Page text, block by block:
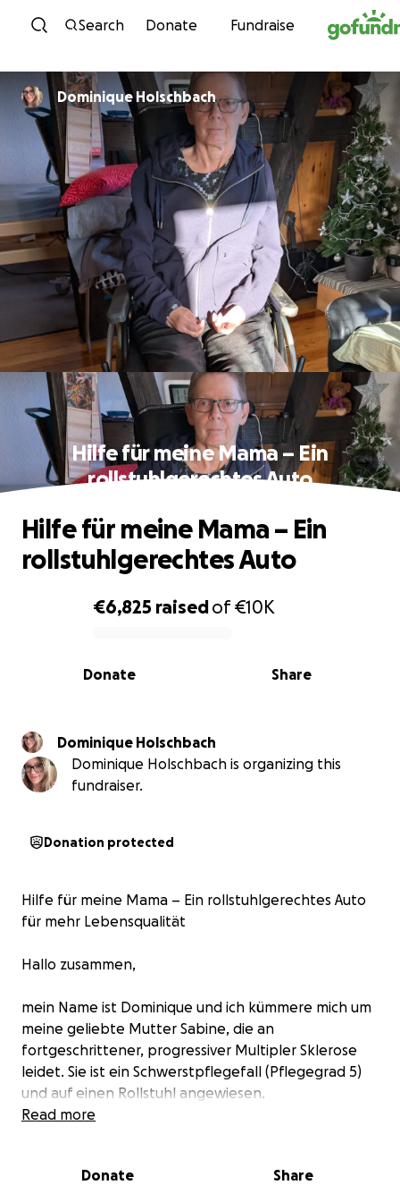
Skip to content
Search Donate Fundraise
Dominique Holschbach
Hilfe für meine Mama – Ein
rollstuhlgerechtes Auto
0% complete
€6,825 raisedof€10K
Share
Donate
Hilfe für meine Mama – Ein
rollstuhlgerechtes Auto
Dominique Holschbach
Dominique Holschbach is organizing this
fundraiser.
Donation protected
Hilfe für meine Mama – Ein rollstuhlgerechtes Auto
für mehr Lebensqualität
Hallo zusammen,
mein Name ist Dominique und ich kümmere mich um
meine geliebte Mutter Sabine, die an
fortgeschrittener, progressiver Multipler Sklerose
leidet. Sie ist ein Schwerstpflegefall (Pflegegrad 5)
und auf einen Rollstuhl angewiesen.
Seitdem stehe ich alleine vor der großen
Read more
Donate Share